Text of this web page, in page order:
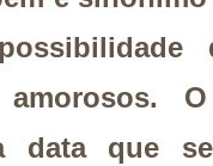
amorosos.
data que